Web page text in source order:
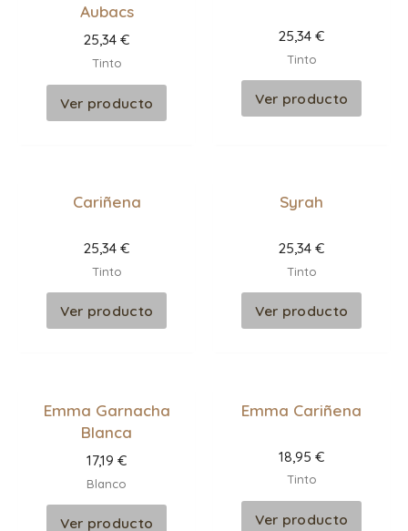
Aubacs
25,34 €
Tinto
Ver producto
25,34 €
Tinto
Ver producto
Cariñena
25,34 €
Tinto
Ver producto
Syrah
25,34 €
Tinto
Ver producto
Emma Garnacha
Blanca
17,19 €
Blanco
Ver producto
Emma Cariñena
18,95 €
Tinto
Ver producto